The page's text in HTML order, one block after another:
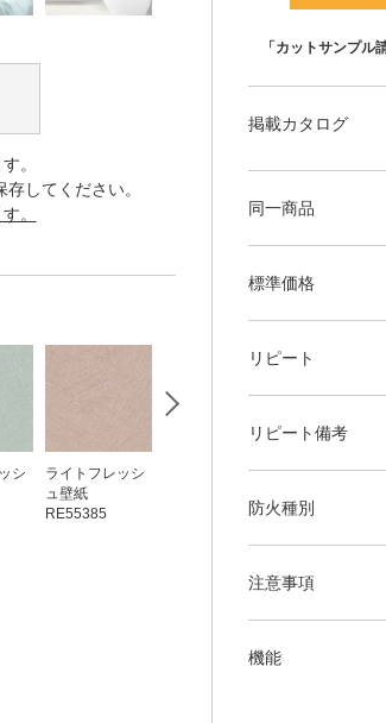
。
してください。
。
シ
ライトフレッシ
ュ壁紙
RE55385
ライトフレッシ
ライトフレッシ
RE55387
「カットサンプル
掲載カタログ
同一商品
標準価格
リピート
リピート備考
防火種別
注意事項
機能